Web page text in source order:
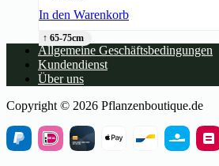
↑ 65-75cm
In den Warenkorb
Allgemeine Geschäftsbedingungen
Kundendienst
Über uns
Copyright © 2026 Pflanzenboutique.de